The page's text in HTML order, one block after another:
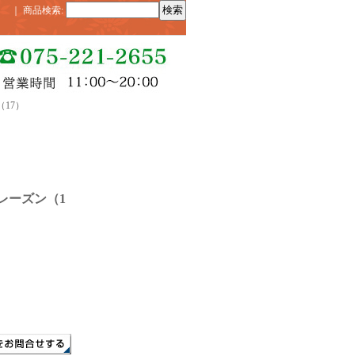
）
商品検索:
ズン（1